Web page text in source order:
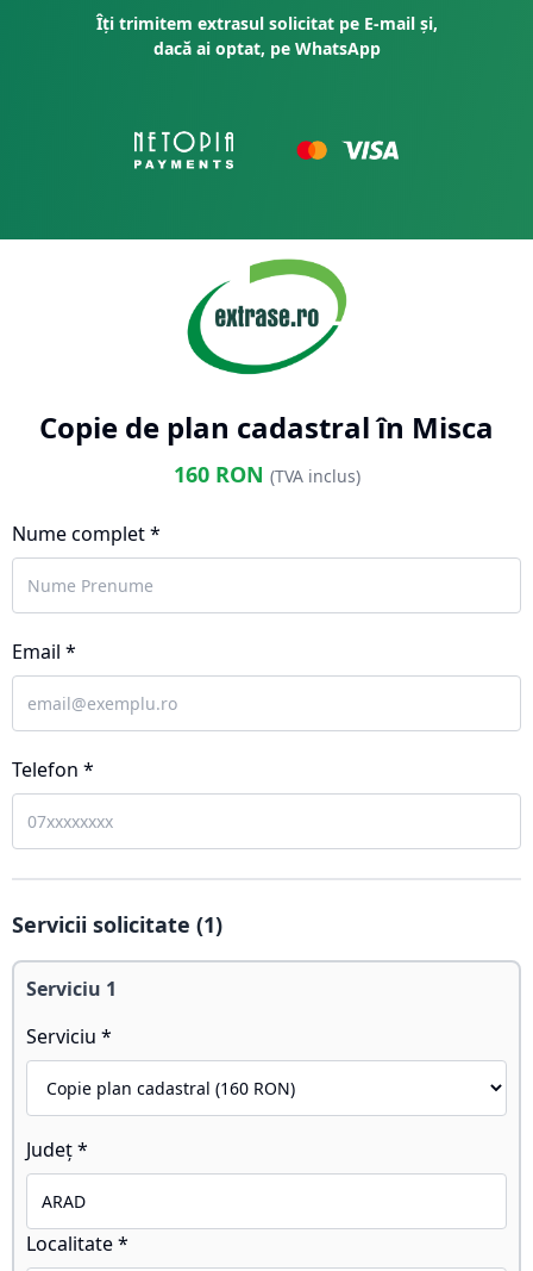
Îți trimitem extrasul solicitat pe E-mail și,
dacă ai optat, pe WhatsApp
Copie de plan cadastral în Misca
160RON (TVA inclus)
Nume complet *
Email *
Telefon *
Servicii solicitate (1)
Serviciu 1
Serviciu *
Județ *
Localitate *